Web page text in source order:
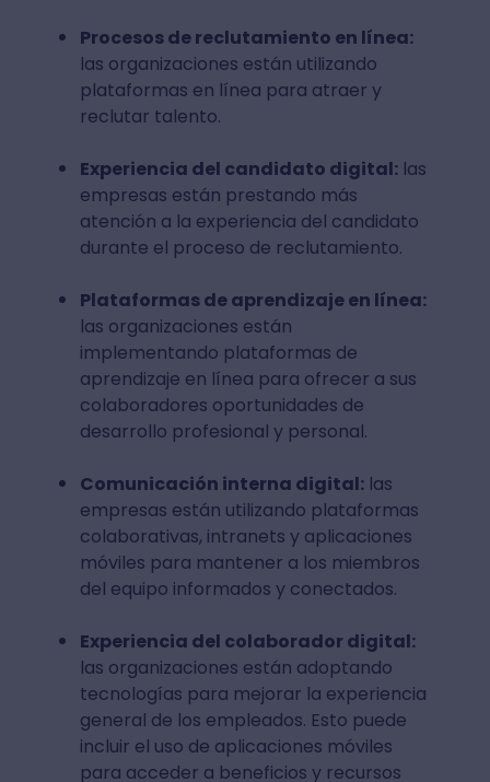
Procesos de reclutamiento en línea:
las organizaciones están utilizando
plataformas en línea para atraer y
reclutar talento.
Experiencia del candidato digital:las
empresas están prestando más
atención a la experiencia del candidato
durante el proceso de reclutamiento.
Plataformas de aprendizaje en línea:
las organizaciones están
implementando plataformas de
aprendizaje en línea para ofrecer a sus
colaboradores oportunidades de
desarrollo profesional y personal.
Comunicación interna digital:las
empresas están utilizando plataformas
colaborativas, intranets y aplicaciones
móviles para mantener a los miembros
del equipo informados y conectados.
Experiencia del colaborador digital:
las organizaciones están adoptando
tecnologías para mejorar la experiencia
general de los empleados. Esto puede
incluir el uso de aplicaciones móviles
para acceder a beneficios y recursos